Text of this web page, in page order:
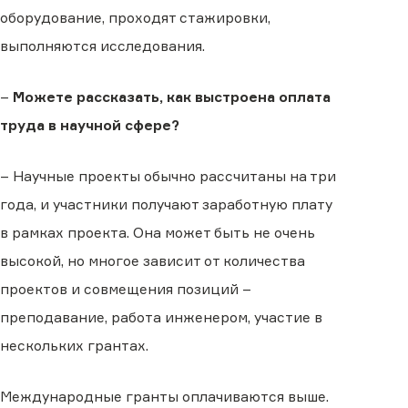
оборудование, проходят стажировки,
выполняются исследования.
– Можете рассказать, как выстроена оплата
труда в научной сфере?
– Научные проекты обычно рассчитаны на три
года, и участники получают заработную плату
в рамках проекта. Она может быть не очень
высокой, но многое зависит от количества
проектов и совмещения позиций –
преподавание, работа инженером, участие в
нескольких грантах.
Международные гранты оплачиваются выше.